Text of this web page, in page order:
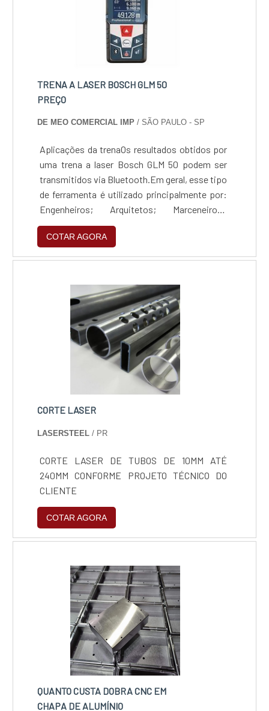
TRENA A LASER BOSCH GLM 50
PREÇO
DE MEO COMERCIAL IMP / SÃO PAULO - SP
Aplicações da trenaOs resultados obtidos por
uma trena a laser Bosch GLM 50 podem ser
transmitidos via Bluetooth.Em geral, esse tipo
de ferramenta é utilizado principalmente por:
Engenheiros; Arquitetos; Marceneiros;
Carpinteiros; Eletricistas; Construtores;
Instaladores de drywall e pisos; Pintores;
Montadores de loja; E instaladores de
trena a laser Bosch GLM 50 preço bom Cálculo
rápido d....
COTAR AGORA
CORTE LASER
LASERSTEEL / PR
CORTE LASER DE TUBOS DE 10MM ATÉ
240MM CONFORME PROJETO TÉCNICO DO
CLIENTE
COTAR AGORA
QUANTO CUSTA DOBRA CNC EM
CHAPA DE ALUMÍNIO